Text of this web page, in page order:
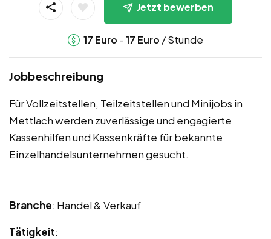
Jetzt bewerben
17 Euro -17 Euro / Stunde
Jobbeschreibung
Für Vollzeitstellen, Teilzeitstellen und Minijobs in
Mettlach werden zuverlässige und engagierte
Kassenhilfen und Kassenkräfte für bekannte
Einzelhandelsunternehmen gesucht.
Branche: Handel & Verkauf
Tätigkeit: